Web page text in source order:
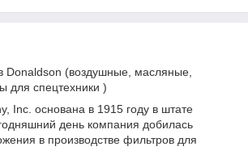
Donaldson (воздушные, масляные,
для спецтехники )
Inc. основана в 1915 году в штате
день компания добилась
в производстве фильтров для